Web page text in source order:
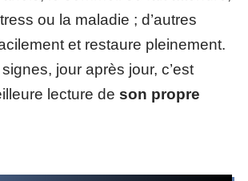
ou la maladie ; d’autres
et restaure pleinement.
jour après jour, c’est
lecture de son propre